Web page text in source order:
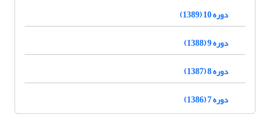
دوره 10 (1389)
دوره 9 (1388)
دوره 8 (1387)
دوره 7 (1386)